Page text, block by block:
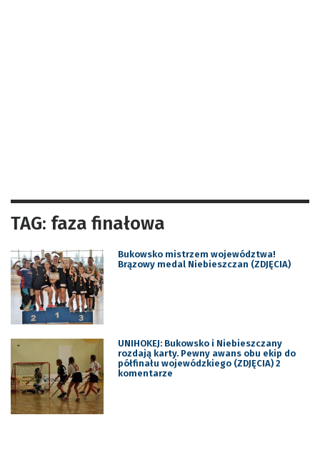
TAG: faza finałowa
Bukowsko mistrzem województwa!
Brązowy medal Niebieszczan (ZDJĘCIA)
UNIHOKEJ: Bukowsko i Niebieszczany
rozdają karty. Pewny awans obu ekip do
półfinału wojewódzkiego (ZDJĘCIA) 2
komentarze